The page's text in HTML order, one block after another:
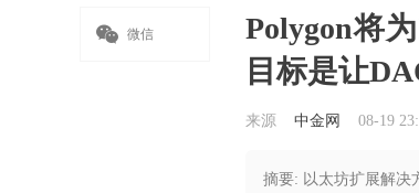
 微信
Polygon将
目标是让
来源 中金网 08-19
摘要: 以太坊扩展解决